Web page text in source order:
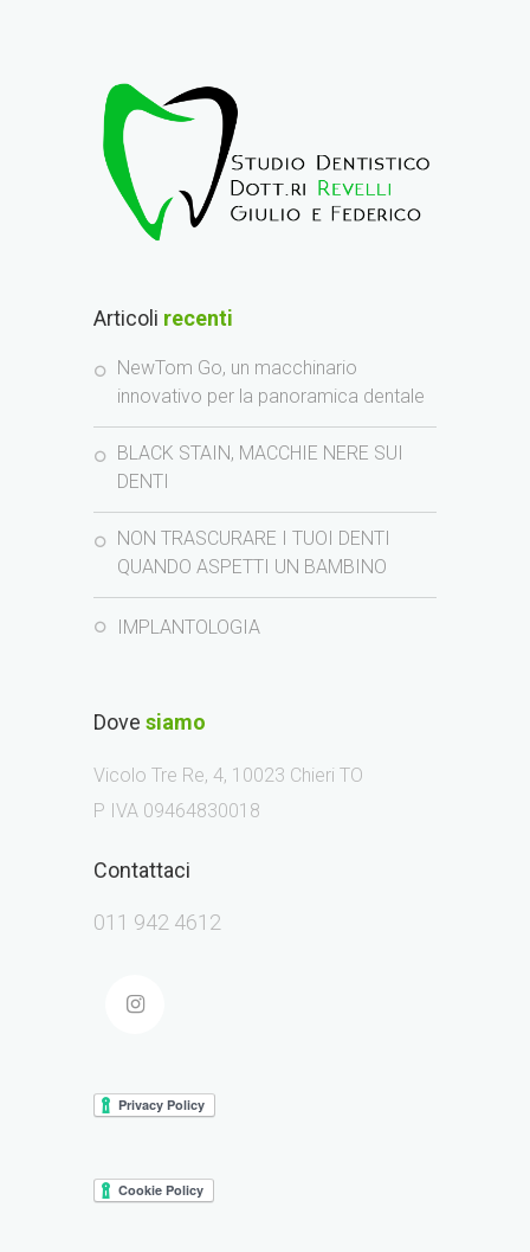
Articoli recenti
NewTom Go, un macchinario
innovativo per la panoramica dentale
BLACK STAIN, MACCHIE NERE SUI
DENTI
NON TRASCURARE I TUOI DENTI
QUANDO ASPETTI UN BAMBINO
IMPLANTOLOGIA
Dove siamo
Vicolo Tre Re, 4, 10023 Chieri TO
P IVA 09464830018
Contattaci
011 942 4612